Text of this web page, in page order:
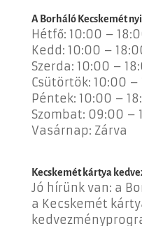
A Borháló Kecskemét
Hétfő: 10:00 –
Kedd: 10:00 –
Szerda: 10:00 –
Csütörtök: 10:00 –
Péntek: 10:00 –
Szombat: 09:00 –
Vasárnap: Zárva
Kecskemét kártya
Jó hírünk van: a
a Kecskemét